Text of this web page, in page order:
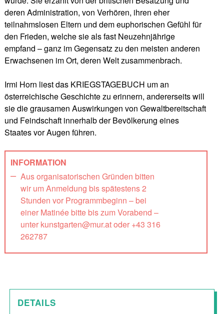
deren Administration, von Verhören, ihren eher
teilnahmslosen Eltern und dem euphorischen Gefühl für
den Frieden, welche sie als fast Neuzehnjährige
empfand – ganz im Gegensatz zu den meisten anderen
Erwachsenen im Ort, deren Welt zusammenbrach.
Irmi Horn liest das KRIEGSTAGEBUCH um an
österreichische Geschichte zu erinnern, andererseits will
sie die grausamen Auswirkungen von Gewaltbereitschaft
und Feindschaft innerhalb der Bevölkerung eines
Staates vor Augen führen.
INFORMATION
Aus organisatorischen Gründen bitten
wir um Anmeldung bis spätestens 2
Stunden vor Programmbeginn – bei
einer Matinée bitte bis zum Vorabend –
unter kunstgarten@mur.at oder +43 316
262787
DETAILS